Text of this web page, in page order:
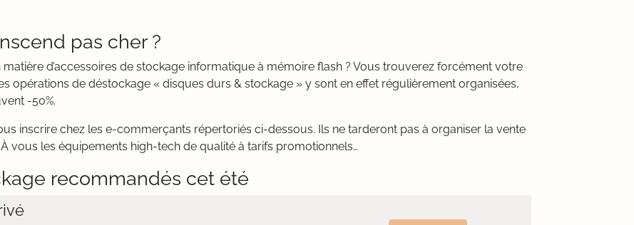
pas cher ?
d’accessoires de stockage informatique à mémoire flash ? Vous trouverez forcément votre
opérations de déstockage « disques durs & stockage » y sont en effet régulièrement organisées,
-50%.
inscrire chez les e-commerçants répertoriés ci-dessous. Ils ne tarderont pas à organiser la vente
vous les équipements high-tech de qualité à tarifs promotionnels…
recommandés cet été